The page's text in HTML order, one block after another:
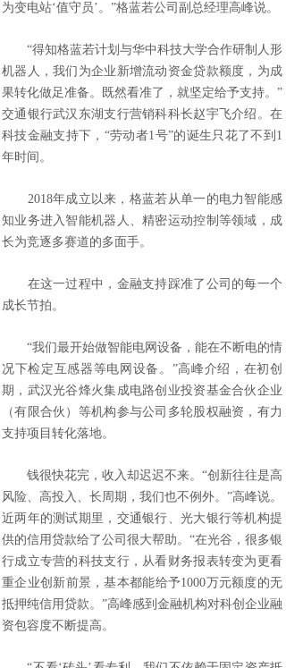
为变电站‘值守员’。”格蓝若公司副总经理高峰说。
“得知格蓝若计划与华中科技大学合作研制人形
机器人，我们为企业新增流动资金贷款额度，为成
果转化做足准备。既然看准了，就坚定给予支持。”
交通银行武汉东湖支行营销科科长赵宇飞介绍。在
科技金融支持下，“劳动者1号”的诞生只花了不到1
年时间。
2018年成立以来，格蓝若从单一的电力智能感
知业务进入智能机器人、精密运动控制等领域，成
长为竞逐多赛道的多面手。
在这一过程中，金融支持踩准了公司的每一个
成长节拍。
“我们最开始做智能电网设备，能在不断电的情
况下检定互感器等电网设备。”高峰介绍，在初创
期，武汉光谷烽火集成电路创业投资基金合伙企业
（有限合伙）等机构参与公司多轮股权融资，有力
支持项目转化落地。
钱很快花完，收入却迟迟不来。“创新往往是高
风险、高投入、长周期，我们也不例外。”高峰说。
近两年的测试期里，交通银行、光大银行等机构提
供的信用贷款给了公司很大帮助。“在光谷，很多银
行成立专营的科技支行，从看财务报表转变为更看
重企业创新前景，基本都能给予1000万元额度的无
抵押纯信用贷款。”高峰感到金融机构对科创企业融
资包容度不断提高。